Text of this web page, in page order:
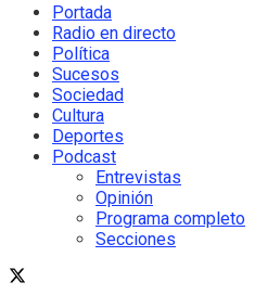
Portada
Radio en directo
Política
Sucesos
Sociedad
Cultura
Deportes
Podcast
Entrevistas
Opinión
Programa completo
Secciones